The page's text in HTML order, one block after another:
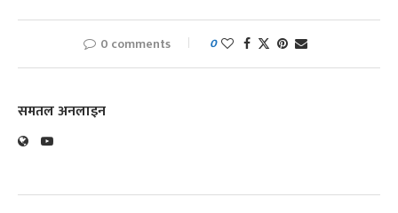
0 comments 0
समतल अनलाइन